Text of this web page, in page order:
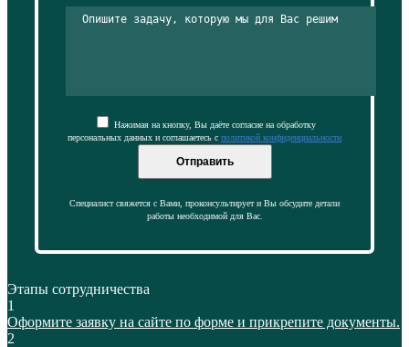
Нажимая на кнопку, Вы даёте согласие на обработку
персональных данных и соглашаетесь с политикой конфиденциальности
Отправить
Специалист свяжется с Вами, проконсультирует и Вы обсудите детали
работы необходимой для Вас.
Этапы сотрудничества
1
Оформите заявку на сайте по форме и прикрепите документы.
2